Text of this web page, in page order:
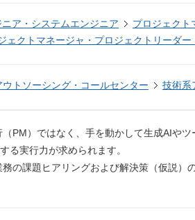
ア・システムエンジニア
プロジェクト
ェクトマネージャ・プロジェクトリーダー
ウトソーシング・コールセンター 技術系
（PM）ではなく、手を動かして生成AIや
る実行力が求められます。
務の課題ヒアリングおよび解決策（仮説）